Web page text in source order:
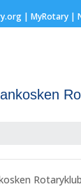
| MyRotary |